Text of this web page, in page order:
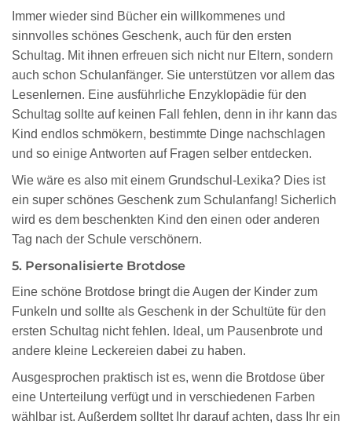
Immer wieder sind Bücher ein willkommenes und
sinnvolles schönes Geschenk, auch für den ersten
Schultag. Mit ihnen erfreuen sich nicht nur Eltern, sondern
auch schon Schulanfänger. Sie unterstützen vor allem das
Lesenlernen. Eine ausführliche Enzyklopädie für den
Schultag sollte auf keinen Fall fehlen, denn in ihr kann das
Kind endlos schmökern, bestimmte Dinge nachschlagen
und so einige Antworten auf Fragen selber entdecken.
Wie wäre es also mit einem Grundschul-Lexika? Dies ist
ein super schönes Geschenk zum Schulanfang! Sicherlich
wird es dem beschenkten Kind den einen oder anderen
Tag nach der Schule verschönern.
5. Personalisierte Brotdose
Eine schöne Brotdose bringt die Augen der Kinder zum
Funkeln und sollte als Geschenk in der Schultüte für den
ersten Schultag nicht fehlen. Ideal, um Pausenbrote und
andere kleine Leckereien dabei zu haben.
Ausgesprochen praktisch ist es, wenn die Brotdose über
eine Unterteilung verfügt und in verschiedenen Farben
wählbar ist. Außerdem solltet Ihr darauf achten, dass Ihr ein